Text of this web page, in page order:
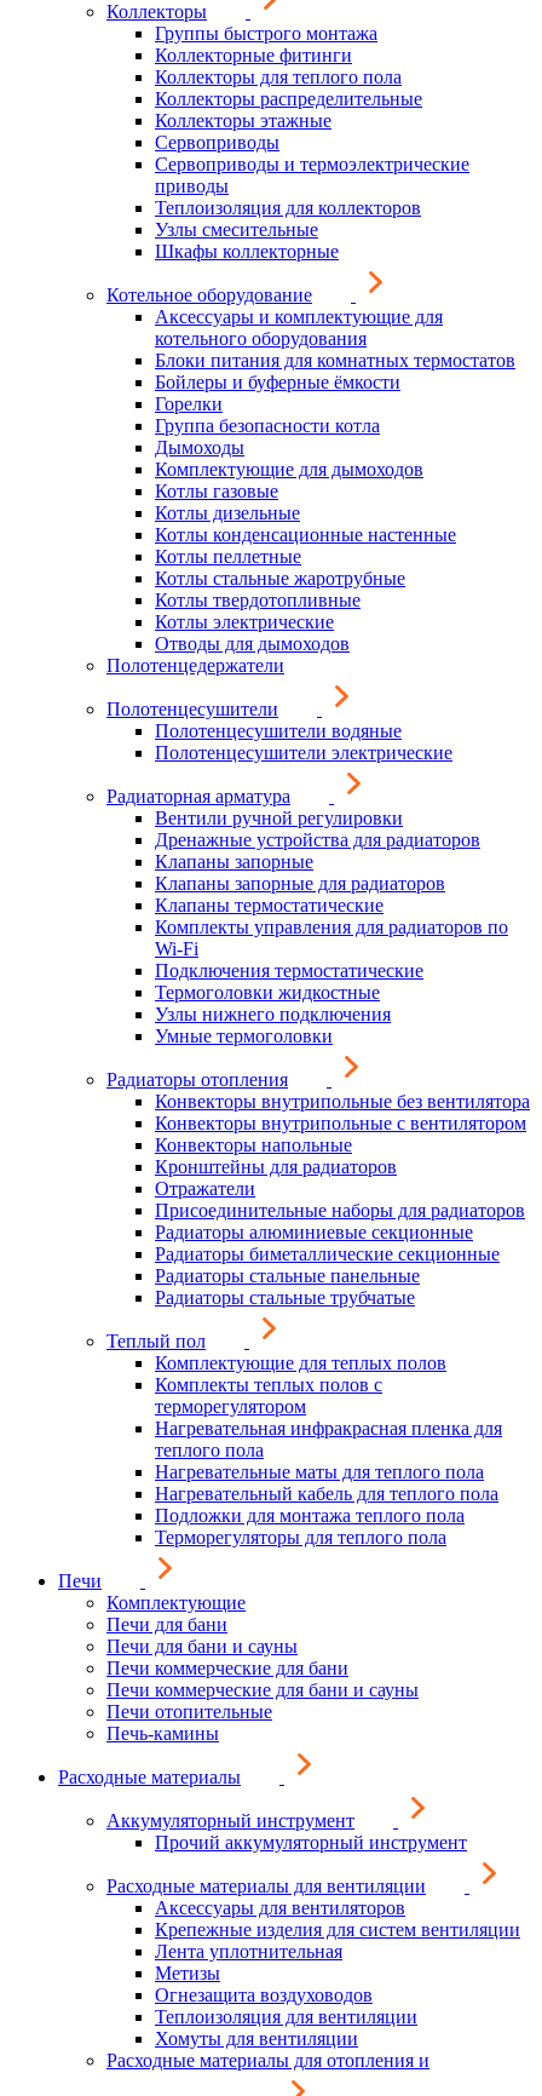
Коллекторы
Группы быстрого монтажа
Коллекторные фитинги
Коллекторы для теплого пола
Коллекторы распределительные
Коллекторы этажные
Сервоприводы
Сервоприводы и термоэлектрические
приводы
Теплоизоляция для коллекторов
Узлы смесительные
Шкафы коллекторные
Котельное оборудование
Аксессуары и комплектующие для
котельного оборудования
Блоки питания для комнатных термостатов
Бойлеры и буферные ёмкости
Горелки
Группа безопасности котла
Дымоходы
Комплектующие для дымоходов
Котлы газовые
Котлы дизельные
Котлы конденсационные настенные
Котлы пеллетные
Котлы стальные жаротрубные
Котлы твердотопливные
Котлы электрические
Отводы для дымоходов
Полотенцедержатели
Полотенцесушители
Полотенцесушители водяные
Полотенцесушители электрические
Радиаторная арматура
Вентили ручной регулировки
Дренажные устройства для радиаторов
Клапаны запорные
Клапаны запорные для радиаторов
Клапаны термостатические
Комплекты управления для радиаторов по
Wi-Fi
Подключения термостатические
Термоголовки жидкостные
Узлы нижнего подключения
Умные термоголовки
Радиаторы отопления
Конвекторы внутрипольные без вентилятора
Конвекторы внутрипольные с вентилятором
Конвекторы напольные
Кронштейны для радиаторов
Отражатели
Присоединительные наборы для радиаторов
Радиаторы алюминиевые секционные
Радиаторы биметаллические секционные
Радиаторы стальные панельные
Радиаторы стальные трубчатые
Теплый пол
Комплектующие для теплых полов
Комплекты теплых полов с
терморегулятором
Нагревательная инфракрасная пленка для
теплого пола
Нагревательные маты для теплого пола
Нагревательный кабель для теплого пола
Подложки для монтажа теплого пола
Терморегуляторы для теплого пола
Печи
Комплектующие
Печи для бани
Печи для бани и сауны
Печи коммерческие для бани
Печи коммерческие для бани и сауны
Печи отопительные
Печь-камины
Расходные материалы
Аккумуляторный инструмент
Прочий аккумуляторный инструмент
Расходные материалы для вентиляции
Аксессуары для вентиляторов
Крепежные изделия для систем вентиляции
Лента уплотнительная
Метизы
Огнезащита воздуховодов
Теплоизоляция для вентиляции
Хомуты для вентиляции
Расходные материалы для отопления и